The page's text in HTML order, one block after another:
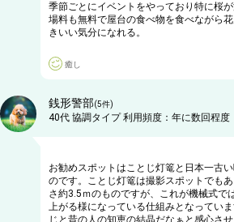
季節ごとにイベントをやっており特に桜
場料も無料で屋台の食べ物を食べながら
きいい気分になれる。
癒し
銭形警部(5件)
40代 協調タイプ利用頻度： 年に数回程度
お勧めスポットはことじ灯篭と日本一古
のです。ことじ灯篭は撮影スポットでも
さ約3.5ｍのものですが、これが機械式で
上がる様になっている仕組みとなってい
じと昔の人の知恵の結晶だなぁと感心させ